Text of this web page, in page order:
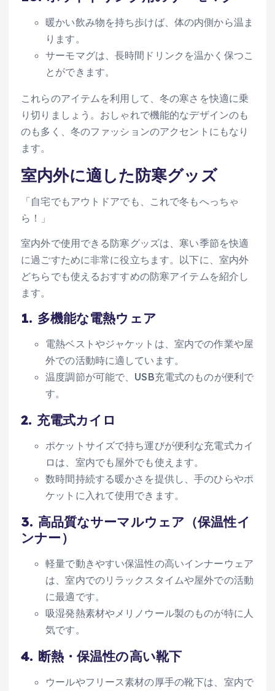
暖かい飲み物を持ち歩けば、体の内側から温ま
ります。
サーモマグは、長時間ドリンクを温かく保つこ
とができます。
これらのアイテムを利用して、冬の寒さを快適に乗
り切りましょう。おしゃれで機能的なデザインのも
のも多く、冬のファッションのアクセントにもなり
ます。
室内外に適した防寒グッズ
「自宅でもアウトドアでも、これで冬もへっちゃ
ら！」
室内外で使用できる防寒グッズは、寒い季節を快適
に過ごすために非常に役立ちます。以下に、室内外
どちらでも使えるおすすめの防寒アイテムを紹介し
ます。
1. 多機能な電熱ウェア
電熱ベストやジャケットは、室内での作業や屋
外での活動時に適しています。
温度調節が可能で、USB充電式のものが便利で
す。
2. 充電式カイロ
ポケットサイズで持ち運びが便利な充電式カイ
ロは、室内でも屋外でも使えます。
数時間持続する暖かさを提供し、手のひらやポ
ケットに入れて使用できます。
3. 高品質なサーマルウェア（保温性イ
ンナー）
軽量で動きやすい保温性の高いインナーウェア
は、室内でのリラックスタイムや屋外での活動
に最適です。
吸湿発熱素材やメリノウール製のものが特に人
気です。
4. 断熱・保温性の高い靴下
ウールやフリース素材の厚手の靴下は、室内で